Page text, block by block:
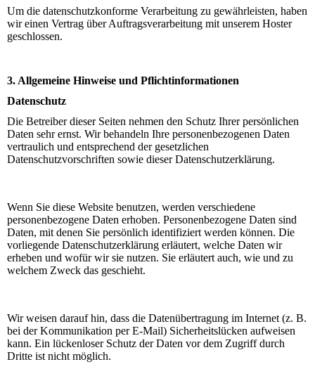
Um die datenschutzkonforme Verarbeitung zu gewährleisten, haben
wir einen Vertrag über Auftragsverarbeitung mit unserem Hoster
geschlossen.
3. Allgemeine Hinweise und Pflichtinformationen
Datenschutz
Die Betreiber dieser Seiten nehmen den Schutz Ihrer persönlichen
Daten sehr ernst. Wir behandeln Ihre personenbezogenen Daten
vertraulich und entsprechend der gesetzlichen
Datenschutzvorschriften sowie dieser Datenschutzerklärung.
Wenn Sie diese Website benutzen, werden verschiedene
personenbezogene Daten erhoben. Personenbezogene Daten sind
Daten, mit denen Sie persönlich identifiziert werden können. Die
vorliegende Datenschutzerklärung erläutert, welche Daten wir
erheben und wofür wir sie nutzen. Sie erläutert auch, wie und zu
welchem Zweck das geschieht.
Wir weisen darauf hin, dass die Datenübertragung im Internet (z. B.
bei der Kommunikation per E-Mail) Sicherheitslücken aufweisen
kann. Ein lückenloser Schutz der Daten vor dem Zugriff durch
Dritte ist nicht möglich.